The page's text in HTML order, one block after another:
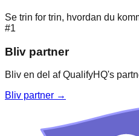
Se trin for trin, hvordan du
#1
Bliv partner
Bliv en del af QualifyHQ's
Bliv partner →